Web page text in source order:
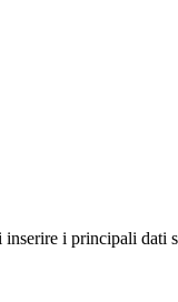
i principali dati